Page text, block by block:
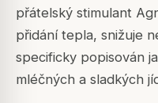
přátelský stimulant
přidání tepla, snižuje
specificky popisován
mléčných a sladkých